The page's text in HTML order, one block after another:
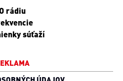
rádiu
súťaží